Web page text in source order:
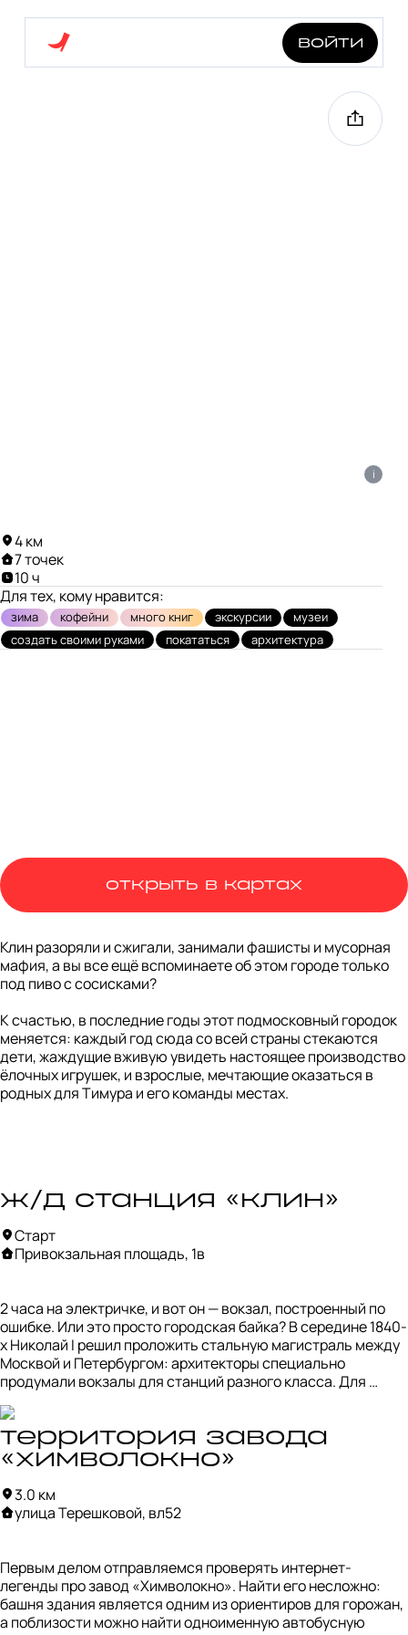
войти
i
Клин разоряли и сжигали, занимали фашисты и мусорная
мафия, а вы все ещё вспоминаете об этом городе только
под пиво с сосисками?
К счастью, в последние годы этот подмосковный городок
меняется: каждый год сюда со всей страны стекаются
дети, жаждущие вживую увидеть настоящее производство
ёлочных игрушек, и взрослые, мечтающие оказаться в
родных для Тимура и его команды местах.
ж/д станция «клин»
Старт
Привокзальная площадь, 1в
2 часа на электричке, и вот он — вокзал, построенный по
ошибке. Или это просто городская байка? В середине 1840-
х Николай I решил проложить стальную магистраль между
Москвой и Петербургом: архитекторы специально
продумали вокзалы для станций разного класса. Для
уездного городка Клина выбрали станцию 2-го типа,
длиной около 90 метров. Однако, по слухам, один инженер
попросту перепутал чертежи, и здесь появился 115-
метровый кирпичный монстр с фасадами в нишах,
закруглёнными торцами и чугунными колоннами. Шика
добавили и наработки главы путей сообщения, генерала
Павла Клейнмихеля, предложившего сделать русско-
византийские окна и арки во флорентийском стиле. Чем не
территория завода
«химволокно»
3.0 км
улица Терешковой, вл52
Первым делом отправляемся проверять интернет-
легенды про завод «Химволокно». Найти его несложно:
башня здания является одним из ориентиров для горожан,
а поблизости можно найти одноименную автобусную
4 км
7 точек
10 ч
Для тех, кому нравится:
зима кофейни много книг экскурсии
музеи
создать своими руками
покататься архитектура
открыть в картах